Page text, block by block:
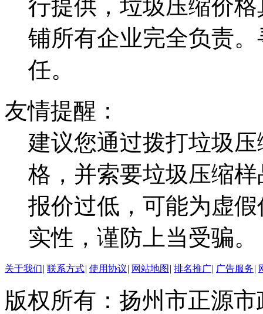
行提供，垃圾压缩价
铺所有企业完全负责
任。
友情提醒：
建议您通过拨打垃圾
格，并索要垃圾压缩
报价过低，可能为虚
实性，谨防上当受骗。
关于我们| 联系方式| 使用协议| 网站地图 | 排名推广| 广告服务|
版权所有：扬州市正源